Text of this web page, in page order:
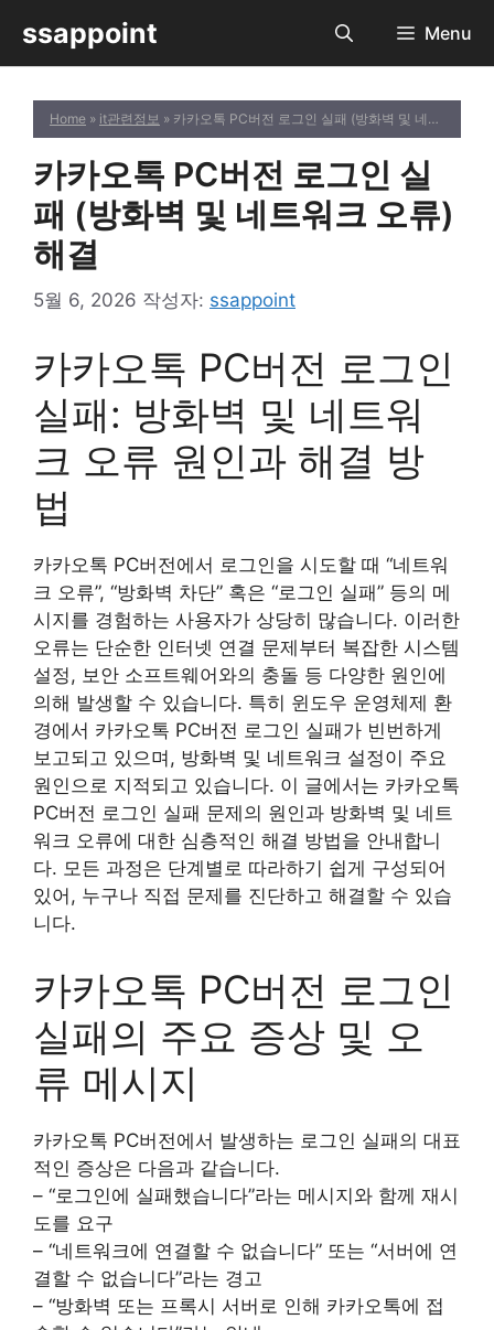
츠
ssappoint Menu
Home » it관련정보 » 카카오톡 PC버전 로그인 실패 (방화벽 및 네트워크 오류) 해결
카카오톡 PC버전 로그인 실
패 (방화벽 및 네트워크 오류)
해결
5월 6, 2026 작성자: ssappoint
카카오톡 PC버전 로그인
실패: 방화벽 및 네트워
크 오류 원인과 해결 방
법
카카오톡 PC버전에서 로그인을 시도할 때 “네트워
크 오류”, “방화벽 차단” 혹은 “로그인 실패” 등의 메
시지를 경험하는 사용자가 상당히 많습니다. 이러한
오류는 단순한 인터넷 연결 문제부터 복잡한 시스템
설정, 보안 소프트웨어와의 충돌 등 다양한 원인에
의해 발생할 수 있습니다. 특히 윈도우 운영체제 환
경에서 카카오톡 PC버전 로그인 실패가 빈번하게
보고되고 있으며, 방화벽 및 네트워크 설정이 주요
원인으로 지적되고 있습니다. 이 글에서는 카카오톡
PC버전 로그인 실패 문제의 원인과 방화벽 및 네트
워크 오류에 대한 심층적인 해결 방법을 안내합니
다. 모든 과정은 단계별로 따라하기 쉽게 구성되어
있어, 누구나 직접 문제를 진단하고 해결할 수 있습
니다.
카카오톡 PC버전 로그인
실패의 주요 증상 및 오
류 메시지
카카오톡 PC버전에서 발생하는 로그인 실패의 대표
적인 증상은 다음과 같습니다.
– “로그인에 실패했습니다”라는 메시지와 함께 재시
도를 요구
– “네트워크에 연결할 수 없습니다” 또는 “서버에 연
결할 수 없습니다”라는 경고
– “방화벽 또는 프록시 서버로 인해 카카오톡에 접